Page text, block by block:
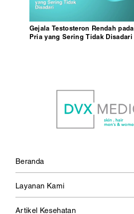
Gejala Testosteron Rendah pada
Pria yang Sering Tidak Disadari
Beranda
Layanan Kami
Artikel Kesehatan